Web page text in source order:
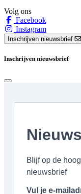
Volg ons
Facebook
Instagram
Inschrijven nieuwsbrief
Inschrijven nieuwsbrief